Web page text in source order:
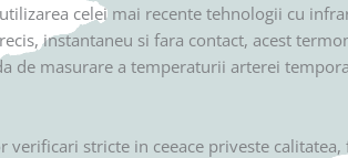
celei mai recente tehnologii cu
instantaneu si fara contact, acest
masurare a temperaturii arterei
verificari stricte in ceeace priveste